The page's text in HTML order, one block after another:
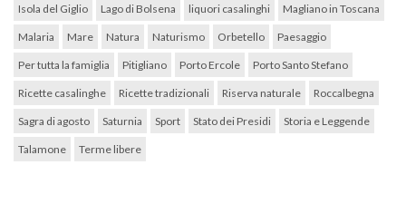
Isola del Giglio Lago di Bolsena liquori casalinghi Magliano in Toscana
Malaria Mare Natura Naturismo Orbetello Paesaggio
Per tutta la famiglia Pitigliano Porto Ercole Porto Santo Stefano
Ricette casalinghe Ricette tradizionali Riserva naturale Roccalbegna
Sagra di agosto Saturnia Sport Stato dei Presidi Storia e Leggende
Talamone Terme libere